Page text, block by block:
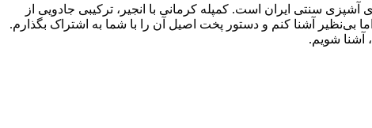
سنتی ایران است. کمپله کرمانی با انجیر، ترکیبی جادویی از
بی‌نظیر آشنا کنم و دستور پخت اصیل آن را با شما به اشتراک بگذارم.
آشنا شویم.